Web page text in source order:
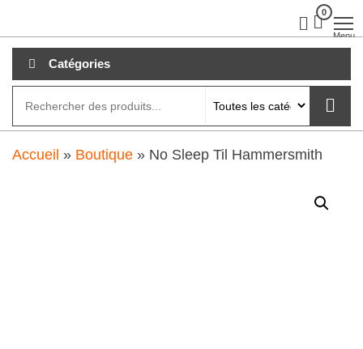
au
contenu
0
Menu
Catégories
Accueil » Boutique » No Sleep Til Hammersmith